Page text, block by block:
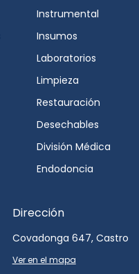
Instrumental
Insumos
Laboratorios
Limpieza
Restauración
Desechables
División Médica
Endodoncia
Dirección
Covadonga 647, Castro
Ver en el mapa